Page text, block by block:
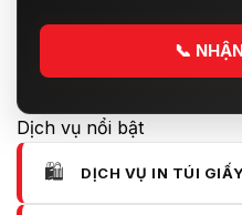
📞
Dịch vụ nổi bật
🛍️ DỊCH VỤ IN TÚI